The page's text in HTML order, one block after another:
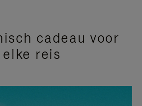
cadeau voor
elke reis